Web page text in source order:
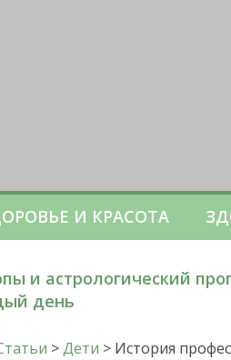
И КРАСОТА
и астрологический
день
>Дети > История